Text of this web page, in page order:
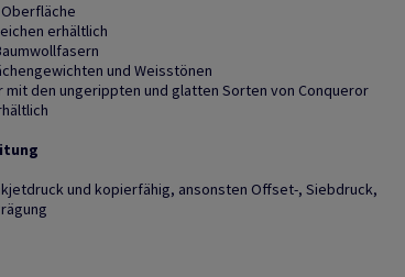
erhältlich
und Weisstönen
mit den ungerippten und glatten Sorten von Conqueror
und kopierfähig, ansonsten Offset-, Siebdruck,